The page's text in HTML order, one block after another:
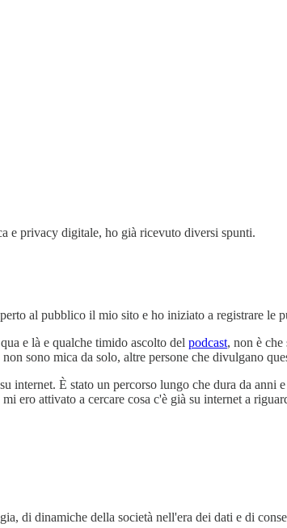
e privacy digitale, ho già ricevuto diversi spunti.
al pubblico il mio sito e ho iniziato a registrare le
e là e qualche timido ascolto del podcast, non è
sono mica da solo, altre persone che divulgano
internet. È stato un percorso lungo che dura da anni
ero attivato a cercare cosa c'è già su internet a
di dinamiche della società nell'era dei dati e di